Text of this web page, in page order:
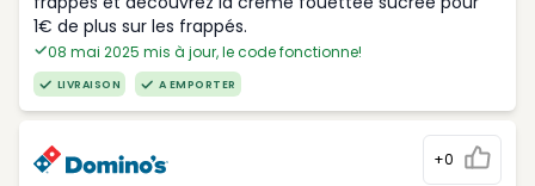
1€ de plus sur les frappés.
08 mai 2025 mis à jour, le code fonctionne!
LIVRAISON A EMPORTER
+0